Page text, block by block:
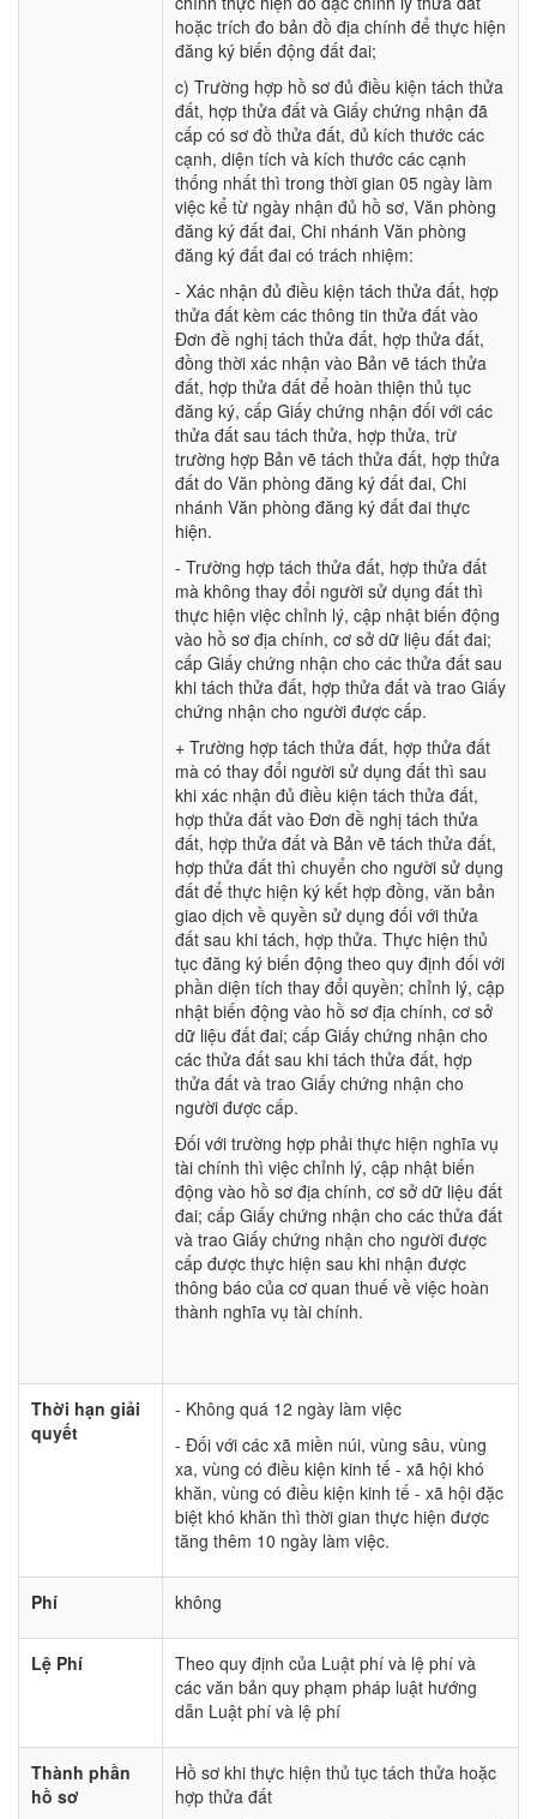
hoặc trích đo bản đồ địa chính để thực hiện
đăng ký biến động đất đai;
c) Trường hợp hồ sơ đủ điều kiện tách thửa
đất, hợp thửa đất và Giấy chứng nhận đã
cấp có sơ đồ thửa đất, đủ kích thước các
cạnh, diện tích và kích thước các cạnh
thống nhất thì trong thời gian 05 ngày làm
việc kể từ ngày nhận đủ hồ sơ, Văn phòng
đăng ký đất đai, Chi nhánh Văn phòng
đăng ký đất đai có trách nhiệm:
- Xác nhận đủ điều kiện tách thửa đất, hợp
thửa đất kèm các thông tin thửa đất vào
Đơn đề nghị tách thửa đất, hợp thửa đất,
đồng thời xác nhận vào Bản vẽ tách thửa
đất, hợp thửa đất để hoàn thiện thủ tục
đăng ký, cấp Giấy chứng nhận đối với các
thửa đất sau tách thửa, hợp thửa, trừ
trường hợp Bản vẽ tách thửa đất, hợp thửa
đất do Văn phòng đăng ký đất đai, Chi
nhánh Văn phòng đăng ký đất đai thực
hiện.
- Trường hợp tách thửa đất, hợp thửa đất
mà không thay đổi người sử dụng đất thì
thực hiện việc chỉnh lý, cập nhật biến động
vào hồ sơ địa chính, cơ sở dữ liệu đất đai;
cấp Giấy chứng nhận cho các thửa đất sau
khi tách thửa đất, hợp thửa đất và trao Giấy
chứng nhận cho người được cấp.
+ Trường hợp tách thửa đất, hợp thửa đất
mà có thay đổi người sử dụng đất thì sau
khi xác nhận đủ điều kiện tách thửa đất,
hợp thửa đất vào Đơn đề nghị tách thửa
đất, hợp thửa đất và Bản vẽ tách thửa đất,
hợp thửa đất thì chuyển cho người sử dụng
đất để thực hiện ký kết hợp đồng, văn bản
giao dịch về quyền sử dụng đối với thửa
đất sau khi tách, hợp thửa. Thực hiện thủ
tục đăng ký biến động theo quy định đối với
phần diện tích thay đổi quyền; chỉnh lý, cập
nhật biến động vào hồ sơ địa chính, cơ sở
dữ liệu đất đai; cấp Giấy chứng nhận cho
các thửa đất sau khi tách thửa đất, hợp
thửa đất và trao Giấy chứng nhận cho
người được cấp.
Đối với trường hợp phải thực hiện nghĩa vụ
tài chính thì việc chỉnh lý, cập nhật biến
động vào hồ sơ địa chính, cơ sở dữ liệu đất
đai; cấp Giấy chứng nhận cho các thửa đất
và trao Giấy chứng nhận cho người được
cấp được thực hiện sau khi nhận được
thông báo của cơ quan thuế về việc hoàn
thành nghĩa vụ tài chính.
Thời hạn giải
quyết
- Không quá 12 ngày làm việc
- Đối với các xã miền núi, vùng sâu, vùng
xa, vùng có điều kiện kinh tế - xã hội khó
khăn, vùng có điều kiện kinh tế - xã hội đặc
biệt khó khăn thì thời gian thực hiện được
tăng thêm 10 ngày làm việc.
Phí không
Lệ Phí
Theo quy định của Luật phí và lệ phí và
các văn bản quy phạm pháp luật hướng
dẫn Luật phí và lệ phí
Thành phần
hồ sơ
Hồ sơ khi thực hiện thủ tục tách thửa hoặc
hợp thửa đất